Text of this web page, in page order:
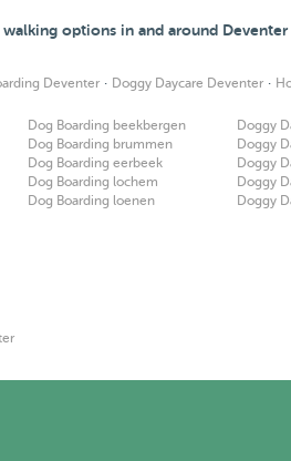
options in and around Deventer
Deventer · Doggy Daycare Deventer ·
Dog Boarding beekbergen
Dog Boarding brummen
Dog Boarding eerbeek
Dog Boarding lochem
Dog Boarding loenen
Doggy
Doggy
Doggy
Doggy
Doggy